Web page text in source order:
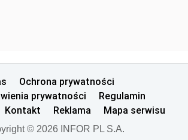
Ochrona prywatności
prywatności
Regulamin
Kontakt Reklama Mapa serwisu
© 2026 INFOR PL S.A.